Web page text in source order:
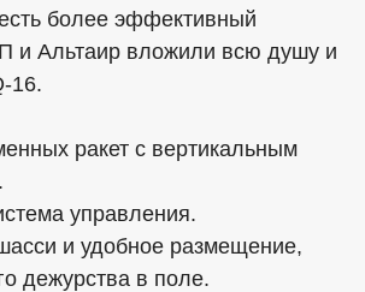
более эффективный
и Альтаир вложили всю душу и
16.
ракет с вертикальным
управления.
и удобное размещение,
дежурства в поле.